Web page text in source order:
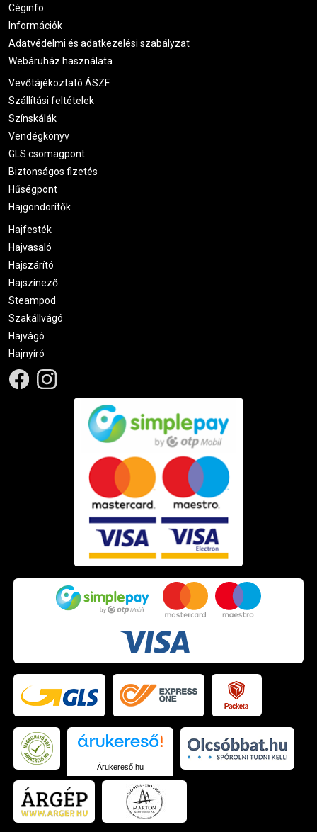
Céginfo
Információk
Adatvédelmi és adatkezelési szabályzat
Webáruház használata
Vevőtájékoztató ÁSZF
Szállítási feltételek
Színskálák
Vendégkönyv
GLS csomagpont
Biztonságos fizetés
Hűségpont
Hajgöndörítők
Hajfesték
Hajvasaló
Hajszárító
Hajszínező
Steampod
Szakállvágó
Hajvágó
Hajnyíró
Árukereső.hu